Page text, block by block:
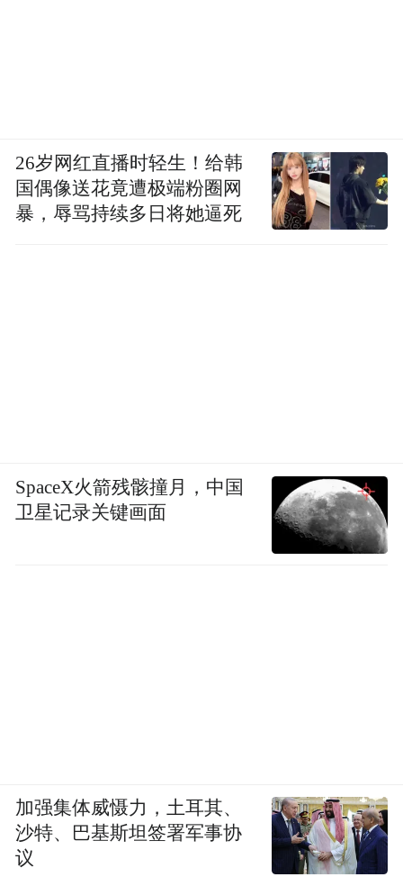
26岁网红直播时轻生！给韩
国偶像送花竟遭极端粉圈网
暴，辱骂持续多日将她逼死
SpaceX火箭残骸撞月，中国
卫星记录关键画面
加强集体威慑力，土耳其、
沙特、巴基斯坦签署军事协
议